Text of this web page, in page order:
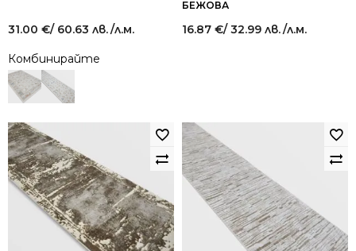
31.00 €/ 60.63 лв./л.м.
Комбинирайте
БЕЖОВА
16.87 €/ 32.99 лв./л.м.